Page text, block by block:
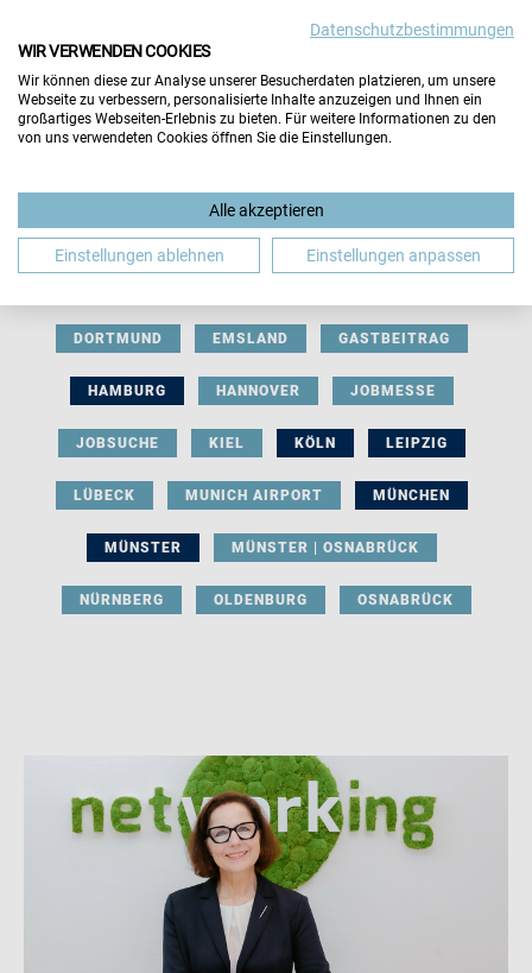
BERUFLICHE ORIENTIERUNG BEWERBUNG
DORTMUND EMSLAND GASTBEITRAG
HAMBURG HANNOVER JOBMESSE
JOBSUCHE KIEL KÖLN LEIPZIG
LÜBECK MUNICH AIRPORT MÜNCHEN
MÜNSTER MÜNSTER | OSNABRÜCK
NÜRNBERG OLDENBURG OSNABRÜCK
Datenschutzbestimmungen
WIR VERWENDEN COOKIES
Wir können diese zur Analyse unserer Besucherdaten platzieren, um unsere
Webseite zu verbessern, personalisierte Inhalte anzuzeigen und Ihnen ein
großartiges Webseiten-Erlebnis zu bieten. Für weitere Informationen zu den
von uns verwendeten Cookies öffnen Sie die Einstellungen.
Alle akzeptieren
Einstellungen ablehnen Einstellungen anpassen